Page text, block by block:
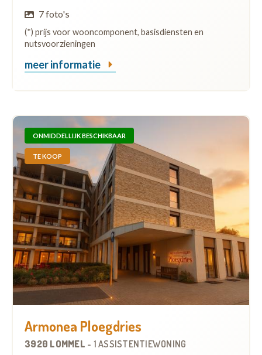
7 foto's
(*) prijs voor wooncomponent, basisdiensten en
nutsvoorzieningen
meer informatie
ONMIDDELLIJK BESCHIKBAAR
TE KOOP
Armonea Ploegdries
3920 LOMMEL - 1 ASSISTENTIEWONING